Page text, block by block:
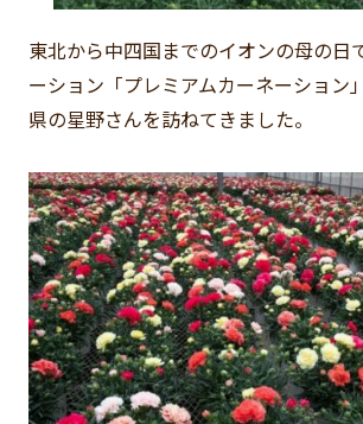
東北から中四国までのイオンの母の日
ーション「プレミアムカーネーション
県の星野さんを訪ねてきました。